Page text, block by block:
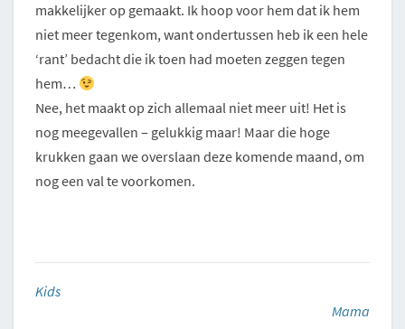
makkelijker op gemaakt. Ik hoop voor hem dat ik hem
niet meer tegenkom, want ondertussen heb ik een hele
‘rant’ bedacht die ik toen had moeten zeggen tegen
hem…
Nee, het maakt op zich allemaal niet meer uit! Het is
nog meegevallen – gelukkig maar! Maar die hoge
krukken gaan we overslaan deze komende maand, om
nog een val te voorkomen.
Kids
Mama